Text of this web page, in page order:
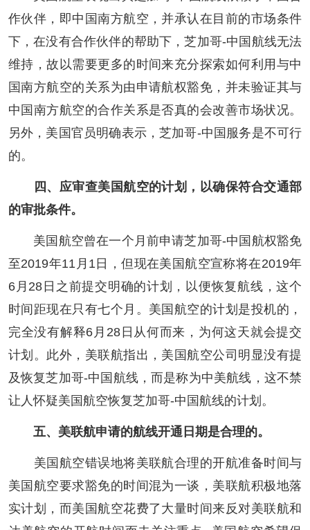
作伙伴，即中国南方航空，并承认在目前的市场条件
下，在没有合作伙伴的帮助下，芝加哥-中国航线无法
维持，故以需要更多的时间来充分探索如何利用与中
国南方航空的关系为由申请航权豁免，并未验证其与
中国南方航空的合作关系是否真的会改善市场状况。
另外，美国官员明确表示，芝加哥-中国服务是不可行
的。
四、应审查美国航空的计划，以确保符合交通部
的审批条件。
美国航空曾在一个月前申请芝加哥-中国航权豁免
至2019年11月1日，但现在美国航空宣称将在2019年
6月28日之前提交明确的计划，以便恢复航线，这个
时间距现在只有七个月。美国航空的计划是投机的，
完全没有解释6月28日从何而来，为何这天就会提交
计划。此外，美联航指出，美国航空公司明显没有提
及恢复芝加哥-中国航线，而是称为中美航线，这不禁
让人怀疑美国航空恢复芝加哥-中国航线的计划。
五、美联航申请的航线开通日期是合理的。
美国航空错误地将美联航合理的开航准备时间与
美国航空要求豁免的时间混为一谈，美联航积极地落
实计划，而美国航空花费了大量时间来反对美联航和